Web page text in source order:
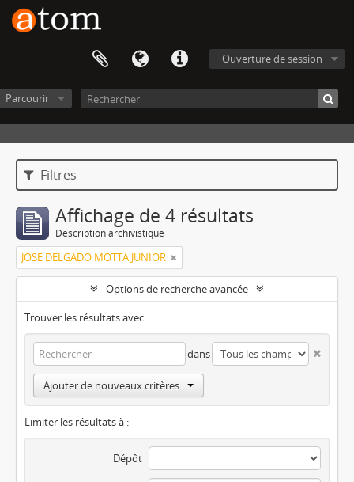
Ouverture de session
Parcourir
Filtres
Affichage de 4 résultats
Description archivistique
JOSÉ DELGADO MOTTA JUNIOR
Options de recherche avancée
Trouver les résultats avec :
dans
Ajouter de nouveaux critères
Limiter les résultats à :
Dépôt